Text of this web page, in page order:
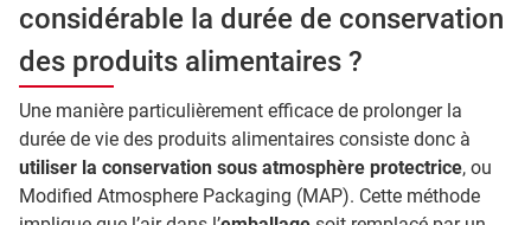
considérable la durée de conservation
des produits alimentaires ?
Une manière particulièrement efficace de prolonger la
durée de vie des produits alimentaires consiste donc à
utiliser la conservation sous atmosphère protectrice, ou
Modified Atmosphere Packaging (MAP). Cette méthode